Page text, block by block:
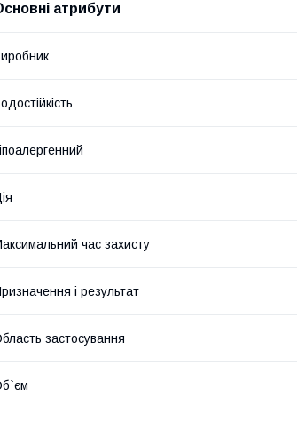
атрибути
час захисту
і результат
застосування